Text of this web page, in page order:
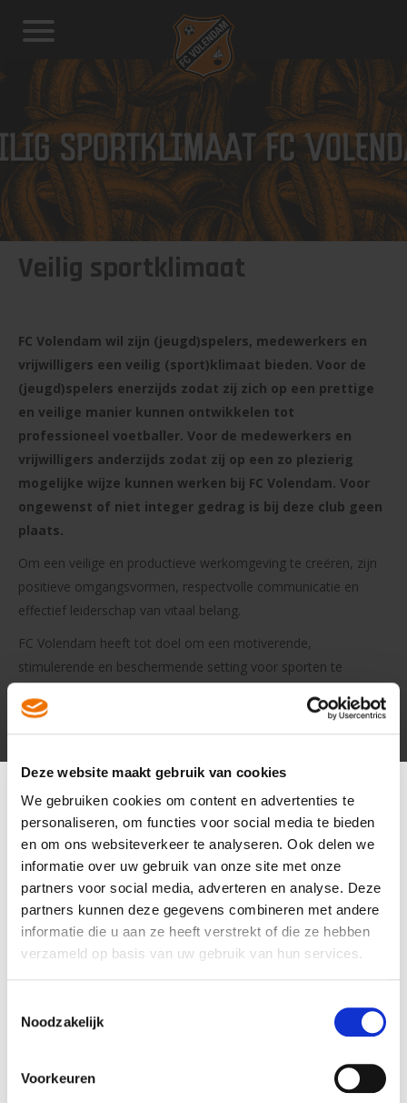
Deze website maakt gebruik van cookies
We gebruiken cookies om content en advertenties te
personaliseren, om functies voor social media te bieden
en om ons websiteverkeer te analyseren. Ook delen we
informatie over uw gebruik van onze site met onze
partners voor social media, adverteren en analyse. Deze
partners kunnen deze gegevens combineren met andere
informatie die u aan ze heeft verstrekt of die ze hebben
verzameld op basis van uw gebruik van hun services.
Noodzakelijk
Voorkeuren
Veilig sportklimaat
FC Volendam wil zijn (jeugd)spelers, medewerkers en
vrijwilligers een veilig (sport)klimaat bieden. Voor de
(jeugd)spelers enerzijds zodat zij zich op een prettige
en veilige manier kunnen ontwikkelen tot
professioneel voetballer. Voor de medewerkers en
vrijwilligers anderzijds zodat zij op een zo plezierig
mogelijke wijze kunnen werken bij FC Volendam. Voor
ongewenst of niet integer gedrag is bij deze club geen
plaats.
Om een veilige en productieve werkomgeving te creëren, zijn
positieve omgangsvormen, respectvolle communicatie en
effectief leiderschap van vitaal belang.
FC Volendam heeft tot doel om een motiverende,
stimulerende en beschermende setting voor sporten te
medewerkers aan om beslissingen te nemen en daarover na
te denken, zowel op als buiten het speelveld. Dit bereiken we
gebaseerd op gedeelde betrokkenheid, vertrouwen en
waardering.
Dit beleid biedt leidinggevenden de richtlijnen en middelen om
hun taken en verantwoordelijkheden op dit terrein effectief uit
te voeren. Bekijk hoe FC Volendam dit doet via onderstaand
document.
Beleidsdocument Veilig